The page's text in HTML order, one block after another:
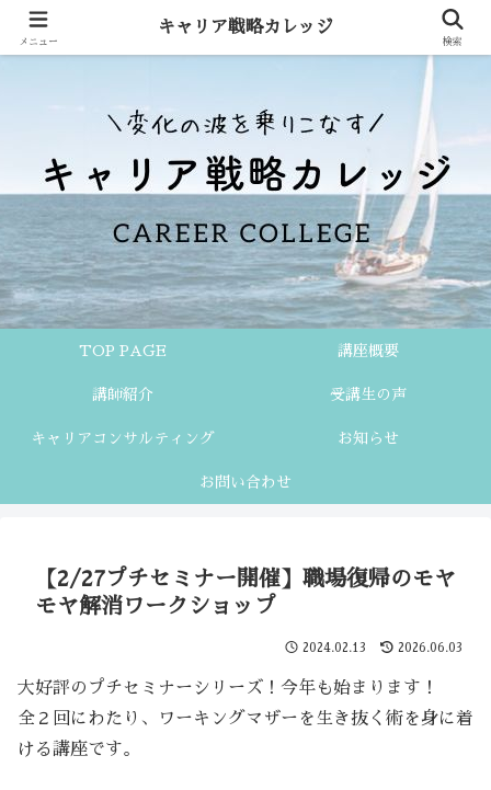
TOP PAGE 講座概要
講師紹介 受講生の声
キャリアコンサルティング お知らせ
お問い合わせ
【2/27プチセミナー開催】職場復帰のモヤ
モヤ解消ワークショップ
2024.02.13 2026.06.03
大好評のプチセミナーシリーズ！今年も始まります！
全２回にわたり、ワーキングマザーを生き抜く術を身に着
ける講座です。
メニュー
キャリア戦略カレッジ
検索